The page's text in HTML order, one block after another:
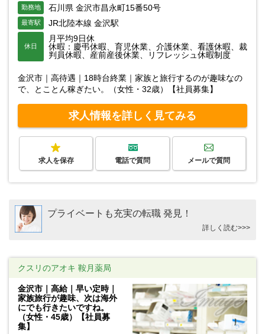
勤務地 石川県 金沢市昌永町15番50号
最寄駅 JR北陸本線 金沢駅
休日
月平均9日休
休暇：慶弔休暇、育児休業、介護休業、看護休暇、裁
判員休暇、産前産後休業、リフレッシュ休暇制度
金沢市｜高待遇｜18時台終業｜家族と旅行するのが趣味なの
で、とことん稼ぎたい。（女性・32歳）【社員募集】
求人情報を詳しく見てみる
求人を保存 電話で質問 メールで質問
プライベートも充実の転職 発見！
詳しく読む>>>
クスリのアオキ 鞍月薬局
金沢市｜高給｜早い定時｜
家族旅行が趣味、次は海外
にでも行きたいですね。
（女性・45歳）【社員募
集】